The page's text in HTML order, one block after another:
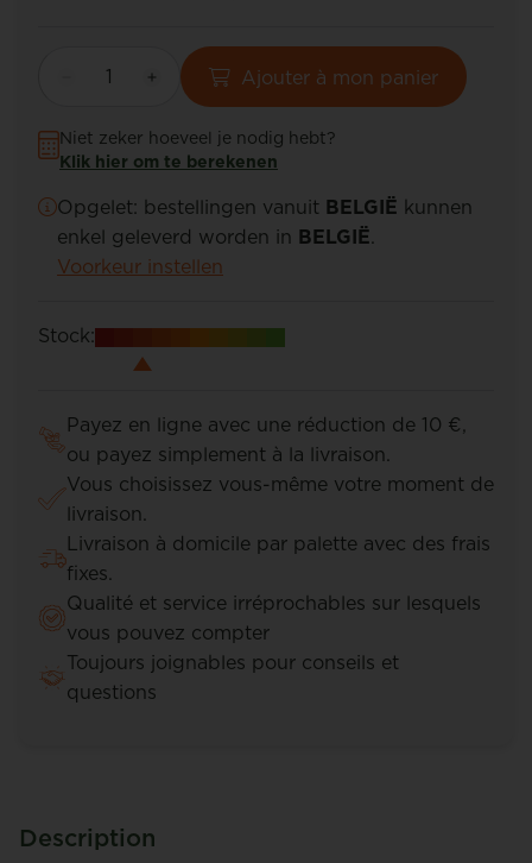
Ajouter à mon panier
Niet zeker hoeveel je nodig hebt?
Klik hier om te berekenen
Opgelet: bestellingen vanuit BELGIË kunnen
enkel geleverd worden in BELGIË.
Voorkeur instellen
Stock:
Payez en ligne avec une réduction de 10 €,
ou payez simplement à la livraison.
Vous choisissez vous-même votre moment de
livraison.
Livraison à domicile par palette avec des frais
fixes.
Qualité et service irréprochables sur lesquels
vous pouvez compter
Toujours joignables pour conseils et
questions
Description